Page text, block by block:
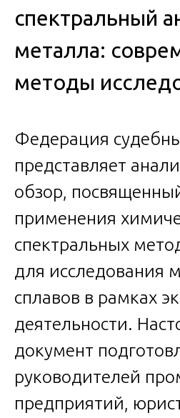
спектральный
металла:
методы
Федерация
представляет
обзор,
применения
спектральных
для исследования
сплавов в рамках
деятельности.
документ
руководителей
предприятий,